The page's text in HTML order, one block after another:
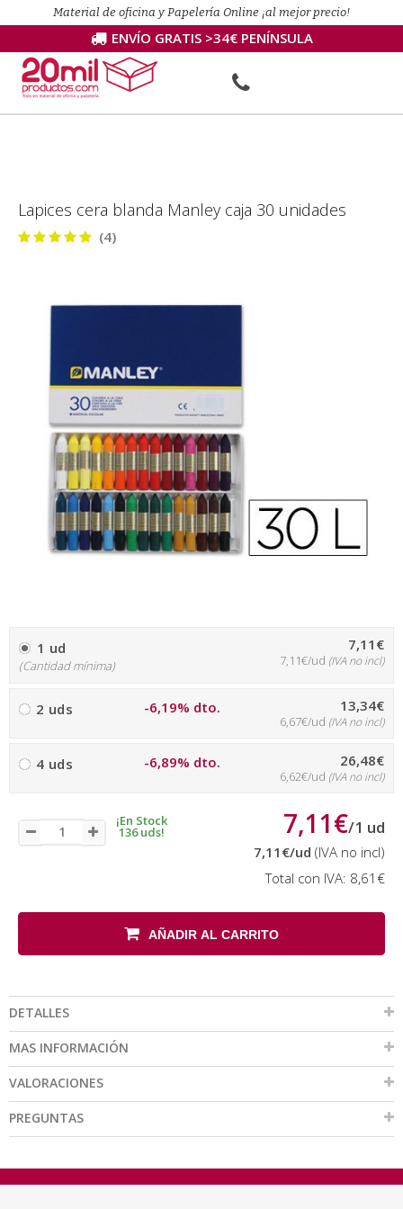
Material de oficina y Papelería Online ¡al mejor precio!
ENVÍO GRATIS >34€ PENÍNSULA
Lapices cera blanda Manley caja 30 unidades
(4)
1 ud
(Cantidad mínima)
7,11€
7,11€/ud (IVA no incl)
2 uds -6,19% dto. 13,34€
6,67€/ud (IVA no incl)
4 uds -6,89% dto. 26,48€
6,62€/ud (IVA no incl)
¡En Stock
136 uds! 7,11€/1 ud
7,11€/ud (IVA no incl)
Total con IVA: 8,61€
AÑADIR AL CARRITO
DETALLES
MAS INFORMACIÓN
VALORACIONES
PREGUNTAS